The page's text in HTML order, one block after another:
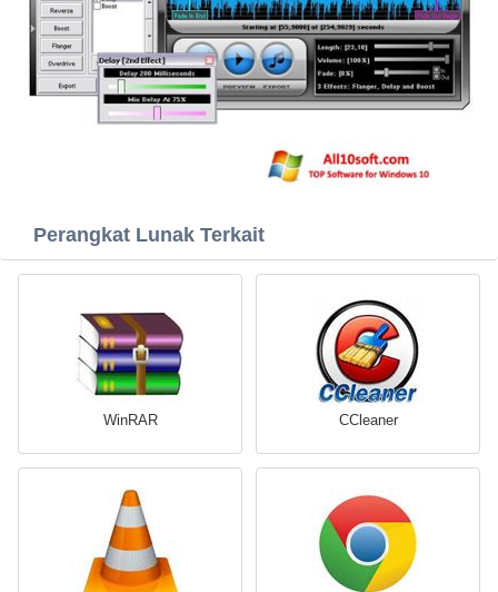
Perangkat Lunak Terkait
WinRAR CCleaner